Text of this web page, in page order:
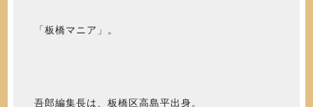
「板橋マニア」。
吾郎編集長は、板橋区高島平出身。